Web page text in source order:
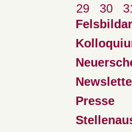
29
30
Presse